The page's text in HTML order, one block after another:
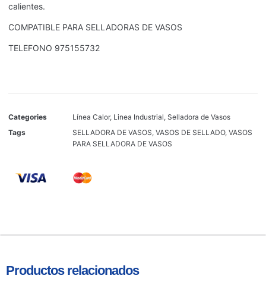
calientes.
COMPATIBLE PARA SELLADORAS DE VASOS
TELEFONO 975155732
Categories Línea Calor, Linea Industrial, Selladora de Vasos
Tags
SELLADORA DE VASOS, VASOS DE SELLADO, VASOS
PARA SELLADORA DE VASOS
Productos relacionados